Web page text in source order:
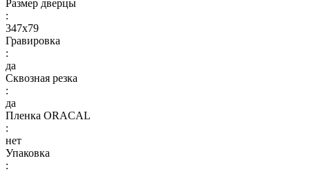
Размер дверцы
:
347х79
Гравировка
:
да
Сквозная резка
:
да
Пленка ORACAL
:
нет
Упаковка
: